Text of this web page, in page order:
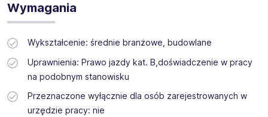
Wymagania
Wykształcenie: średnie branżowe, budowlane
Uprawnienia: Prawo jazdy kat. B,doświadczenie w pracy
na podobnym stanowisku
Przeznaczone wyłącznie dla osób zarejestrowanych w
urzędzie pracy: nie